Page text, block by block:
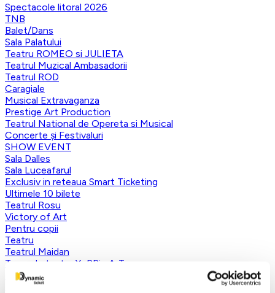
Spectacole litoral 2026
TNB
Balet/Dans
Sala Palatului
Teatru ROMEO si JULIETA
Teatrul Muzical Ambasadorii
Teatrul ROD
Caragiale
Musical Extravaganza
Prestige Art Production
Teatrul National de Opereta si Musical
Concerte și Festivaluri
SHOW EVENT
Sala Dalles
Sala Luceafarul
Exclusiv in reteaua Smart Ticketing
Ultimele 10 bilete
Teatrul Rosu
Victory of Art
Pentru copii
Teatru
Teatrul Maidan
Trupa de teatru YuPPie ArT
Compania de Teatru Concordia
Reduceri bilete